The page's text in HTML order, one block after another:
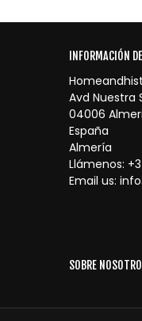
INFORMACIÓN
Avd Nuestra
04006
España
Almería
Llámenos:
Email us:
SOBRE